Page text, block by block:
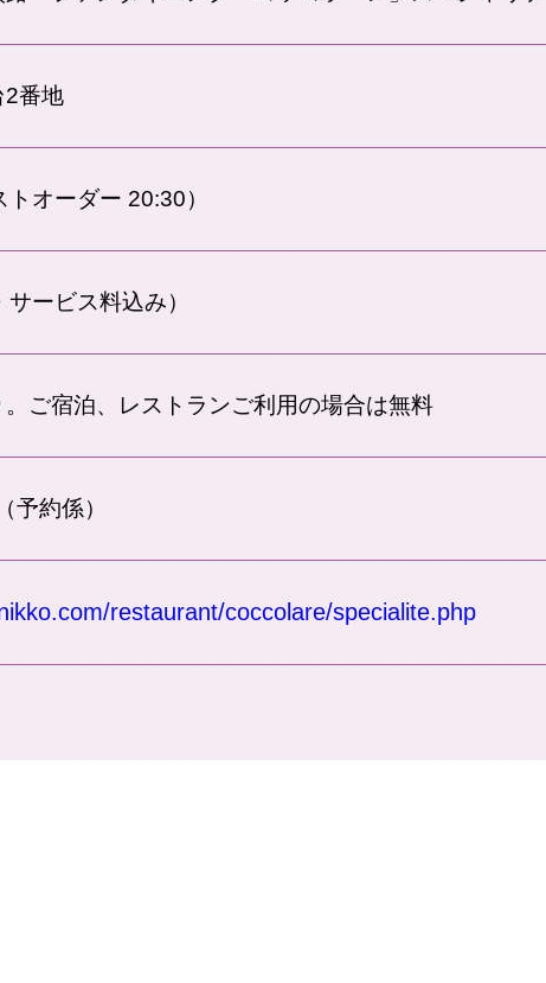
2番地
オーダー 20:30）
ービス料込み）
。ご宿泊、レストランご利用の場合は無料
予約係）
restaurant/coccolare/specialite.php